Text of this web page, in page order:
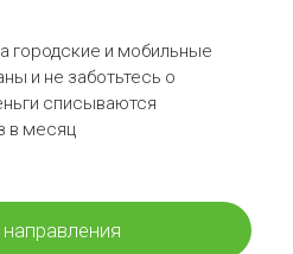
городские и мобильные
и не заботьтесь о
списываются
в месяц